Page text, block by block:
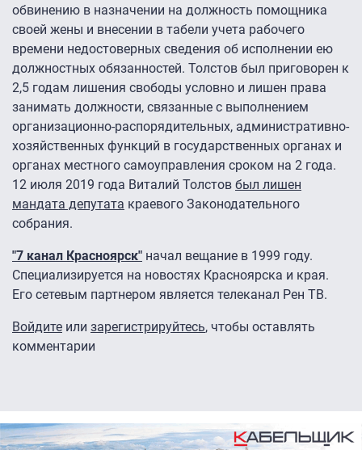
обвинению в назначении на должность помощника
своей жены и внесении в табели учета рабочего
времени недостоверных сведения об исполнении ею
должностных обязанностей. Толстов был приговорен к
2,5 годам лишения свободы условно и лишен права
занимать должности, связанные с выполнением
организационно-распорядительных, административно-
хозяйственных функций в государственных органах и
органах местного самоуправления сроком на 2 года.
12 июля 2019 года Виталий Толстов был лишен
мандата депутата краевого Законодательного
собрания.
"7 канал Красноярск" начал вещание в 1999 году.
Специализируется на новостях Красноярска и края.
Его сетевым партнером является телеканал Рен ТВ.
Войдите или зарегистрируйтесь, чтобы оставлять
комментарии